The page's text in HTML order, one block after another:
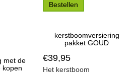
Bestellen
met de
kopen
kerstboomversiering
pakket GOUD
€39,95
Het kerstboom